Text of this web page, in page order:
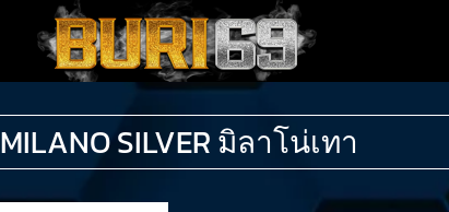
MILANO SILVER มิลาโน่เทา